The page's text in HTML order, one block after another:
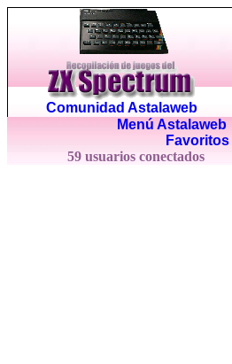
Comunidad Astalaweb
Menú Astalaweb|
Favoritos
59 usuarios conectados